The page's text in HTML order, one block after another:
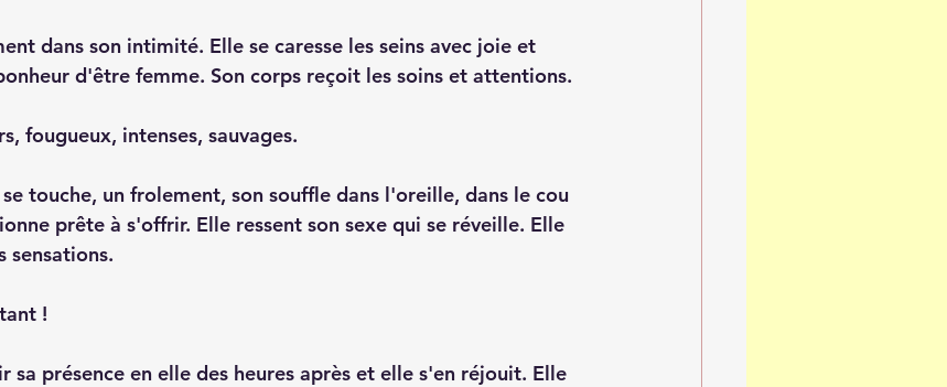
dans son intimité. Elle se caresse les seins avec joie et
d'être femme. Son corps reçoit les soins et attentions.
fougueux, intenses, sauvages.
touche, un frolement, son souffle dans l'oreille, dans le cou
prête à s'offrir. Elle ressent son sexe qui se réveille. Elle
sensations.
!
sa présence en elle des heures après et elle s'en réjouit. Elle